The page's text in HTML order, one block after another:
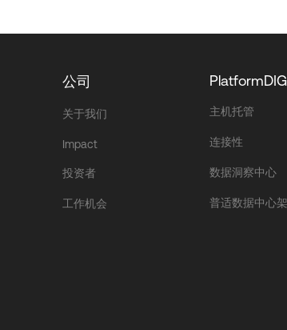
公司
关于我们
Impact
投资者
工作机会
主机托管
连接性
数据洞察中心
普适数据中心